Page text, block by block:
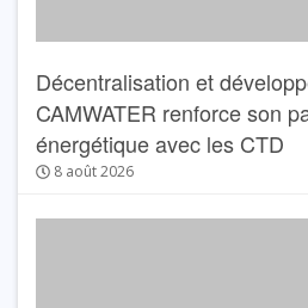
Décentralisation et
CAMWATER renforce son
énergétique avec les CTD
8 août 2026